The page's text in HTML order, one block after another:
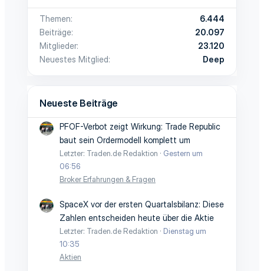
Themen
6.444
Beiträge
20.097
Mitglieder
23.120
Neuestes Mitglied
Deep
Neueste Beiträge
PFOF-Verbot zeigt Wirkung: Trade Republic
baut sein Ordermodell komplett um
Letzter: Traden.de Redaktion
Gestern um
06:56
Broker Erfahrungen & Fragen
SpaceX vor der ersten Quartalsbilanz: Diese
Zahlen entscheiden heute über die Aktie
Letzter: Traden.de Redaktion
Dienstag um
10:35
Aktien